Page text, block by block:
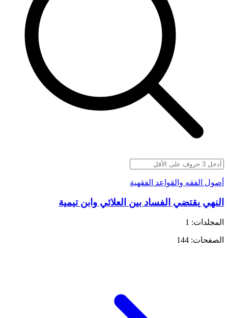
أصول الفقه والقواعد الفقهية
النهي يقتضي الفساد بين العلائي وابن تيمية
المجلدات: 1
الصفحات: 144